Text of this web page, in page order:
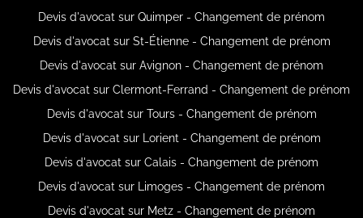
Devis d'avocat sur Quimper - Changement de prénom
Devis d'avocat sur St-Étienne - Changement de prénom
Devis d'avocat sur Avignon - Changement de prénom
Devis d'avocat sur Clermont-Ferrand - Changement de prénom
Devis d'avocat sur Tours - Changement de prénom
Devis d'avocat sur Lorient - Changement de prénom
Devis d'avocat sur Calais - Changement de prénom
Devis d'avocat sur Limoges - Changement de prénom
Devis d'avocat sur Metz - Changement de prénom